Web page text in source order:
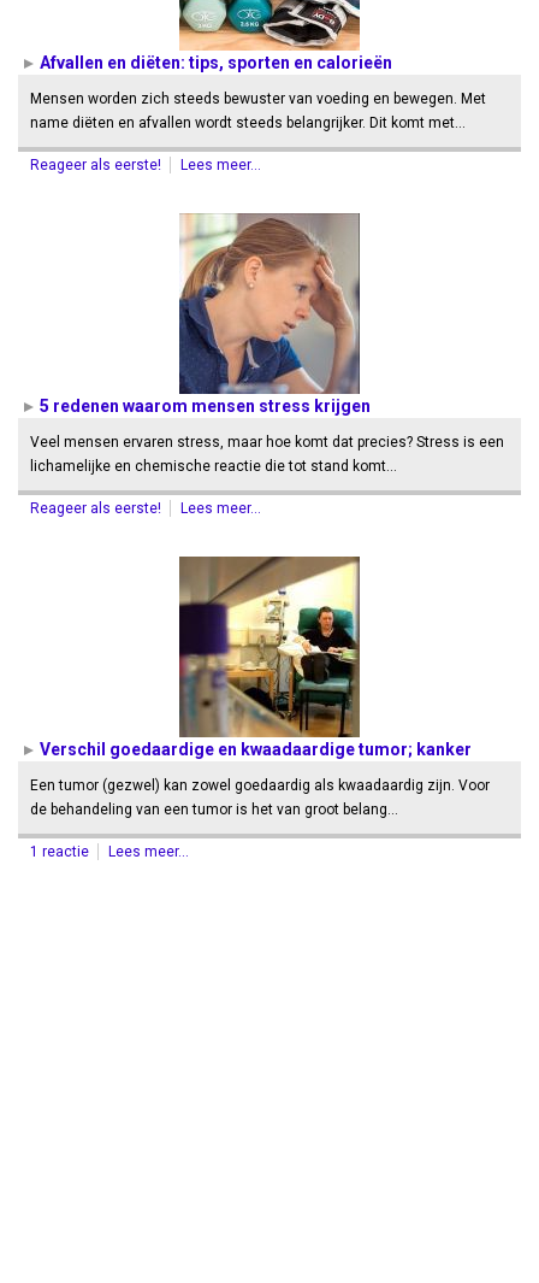
Afvallen en diëten: tips, sporten en calorieën
Mensen worden zich steeds bewuster van voeding en bewegen. Met
name diëten en afvallen wordt steeds belangrijker. Dit komt met…
Reageer als eerste! Lees meer...
5 redenen waarom mensen stress krijgen
Veel mensen ervaren stress, maar hoe komt dat precies? Stress is een
lichamelijke en chemische reactie die tot stand komt…
Reageer als eerste! Lees meer...
Verschil goedaardige en kwaadaardige tumor; kanker
Een tumor (gezwel) kan zowel goedaardig als kwaadaardig zijn. Voor
de behandeling van een tumor is het van groot belang…
1 reactie Lees meer...